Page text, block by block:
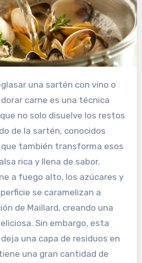
una sartén con vino o
carne es una técnica
no solo disuelve los restos
de la sartén, conocidos
que también transforma esos
rica y llena de sabor.
a fuego alto, los azúcares y
se caramelizan a
de Maillard, creando una
Sin embargo, esta
una capa de residuos en
una gran cantidad de